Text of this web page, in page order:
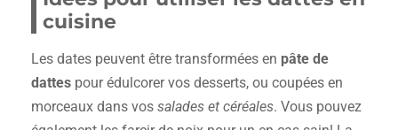
cuisine
Les dates peuvent être transformées en pâte de
dattes pour édulcorer vos desserts, ou coupées en
morceaux dans vos salades et céréales. Vous pouvez